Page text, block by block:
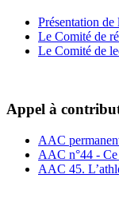
Présentation
Le Comité de
Le Comité de
Appel à
AAC
AAC n°44 - Ce
AAC 45.